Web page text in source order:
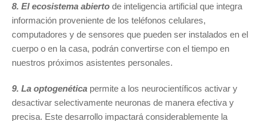
8. El ecosistema abierto de inteligencia artificial que integra
información proveniente de los teléfonos celulares,
computadores y de sensores que pueden ser instalados en el
cuerpo o en la casa, podrán convertirse con el tiempo en
nuestros próximos asistentes personales.
9. La optogenética permite a los neurocientíficos activar y
desactivar selectivamente neuronas de manera efectiva y
precisa. Este desarrollo impactará considerablemente la